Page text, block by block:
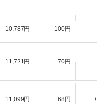
10,787円 100円
11,721円 70円
11,099円 68円